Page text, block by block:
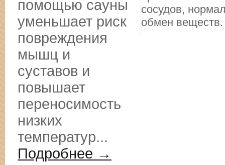
сосудов,
обмен веществ.
помощью сауны
уменьшает риск
повреждения
мышц и
суставов и
повышает
переносимость
низких
температур...
Подробнее →